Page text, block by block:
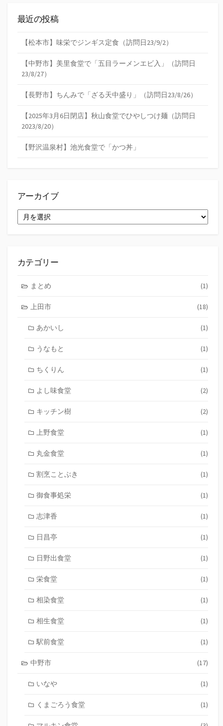
最近の投稿
【松本市】味栄でジンギス定食（訪問日23/9/2）
【中野市】美里食堂で「五目ラーメンエビ入」（訪問日
23/8/27）
【長野市】ちんみで「ざる天中盛り」（訪問日23/8/26）
【2025年3月6日閉店】秋山食堂でひやしつけ麺（訪問日
2023/8/20）
【野沢温泉村】池光食堂で「かつ丼」
アーカイブ
ー
カテゴリー
まとめ (1)
上田市 (18)
あかいし (1)
うなもと (1)
ちくりん (1)
よし味食堂 (2)
キッチン樹 (2)
上野食堂 (1)
丸金食堂 (1)
割烹ことぶき (1)
御食事処栄 (1)
志津香 (1)
日昌亭 (1)
日野出食堂 (1)
栄食堂 (1)
相染食堂 (1)
相生食堂 (1)
駅前食堂 (1)
中野市 (17)
いなや (1)
くまごろう食堂 (1)